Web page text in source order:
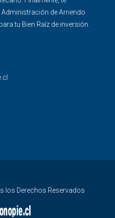
de Arriendo
tu Bien Raíz de inversión.
los Derechos Reservados